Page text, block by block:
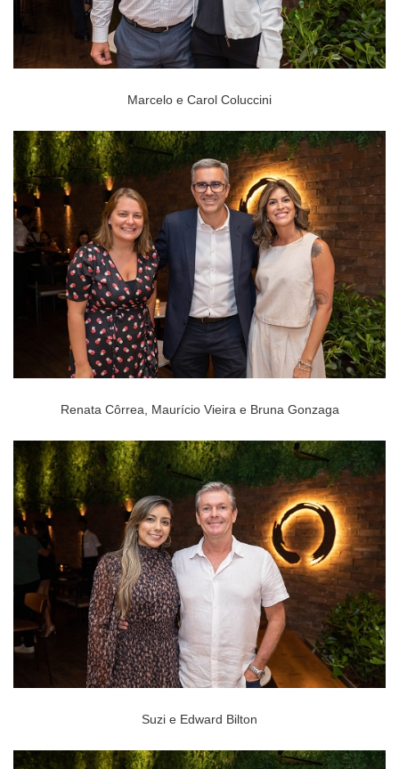
Marcelo e Carol Coluccini
Renata Côrrea, Maurício Vieira e Bruna Gonzaga
Suzi e Edward Bilton